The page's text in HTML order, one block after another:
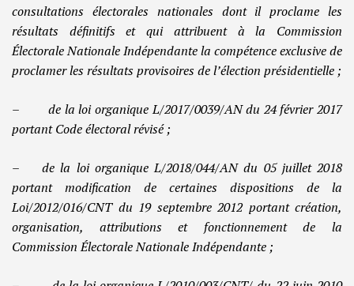
consultations électorales nationales dont il proclame les
résultats définitifs et qui attribuent à la Commission
Électorale Nationale Indépendante la compétence exclusive de
proclamer les résultats provisoires de l’élection présidentielle ;
– de la loi organique L/2017/0039/AN du 24 février 2017
portant Code électoral révisé ;
– de la loi organique L/2018/044/AN du 05 juillet 2018
portant modification de certaines dispositions de la
Loi/2012/016/CNT du 19 septembre 2012 portant création,
organisation, attributions et fonctionnement de la
Commission Électorale Nationale Indépendante ;